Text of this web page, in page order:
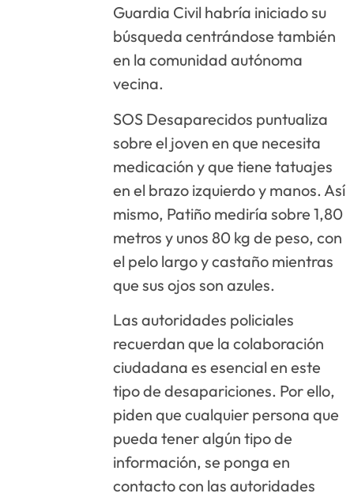
Guardia Civil habría iniciado su
búsqueda centrándose también
en la comunidad autónoma
vecina.
SOS Desaparecidos puntualiza
sobre el joven en que necesita
medicación y que tiene tatuajes
en el brazo izquierdo y manos. Así
mismo, Patiño mediría sobre 1,80
metros y unos 80 kg de peso, con
el pelo largo y castaño mientras
que sus ojos son azules.
Las autoridades policiales
recuerdan que la colaboración
ciudadana es esencial en este
tipo de desapariciones. Por ello,
piden que cualquier persona que
pueda tener algún tipo de
información, se ponga en
contacto con las autoridades